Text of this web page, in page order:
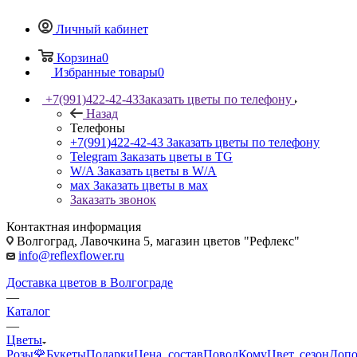
Личный кабинет
Корзина0
Избранные товары0
+7(991)422-42-43Заказать цветы по телефону
Назад
Телефоны
+7(991)422-42-43 Заказать цветы по телефону
Telegram Заказать цветы в TG
W/A Заказать цветы в W/A
мах Заказать цветы в мах
Заказать звонок
Контактная информация
Волгоград, Лавочкина 5, магазин цветов "Рефлекс"
info@reflexflower.ru
Доставка цветов в Волгограде
—
Каталог
—
Цветы
Розы🌹БукетыПодаркиЦена, составПоводКомуЦвет, сезон